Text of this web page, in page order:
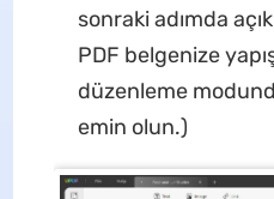
sonraki adımda
PDF belgenize
düzenleme
emin olun.)